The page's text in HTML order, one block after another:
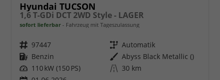
Hyundai TUCSON
1,6 T-GDi DCT 2WD Style - LAGER
sofort lieferbar Fahrzeug mit Tageszulassung
Fahrzeugnr. 97447 Getriebe Automatik
Kraftstoff Benzin Außenfarbe Abyss Black Metallic ()
Leistung 110 kW (150 PS) Kilometerstand 30 km